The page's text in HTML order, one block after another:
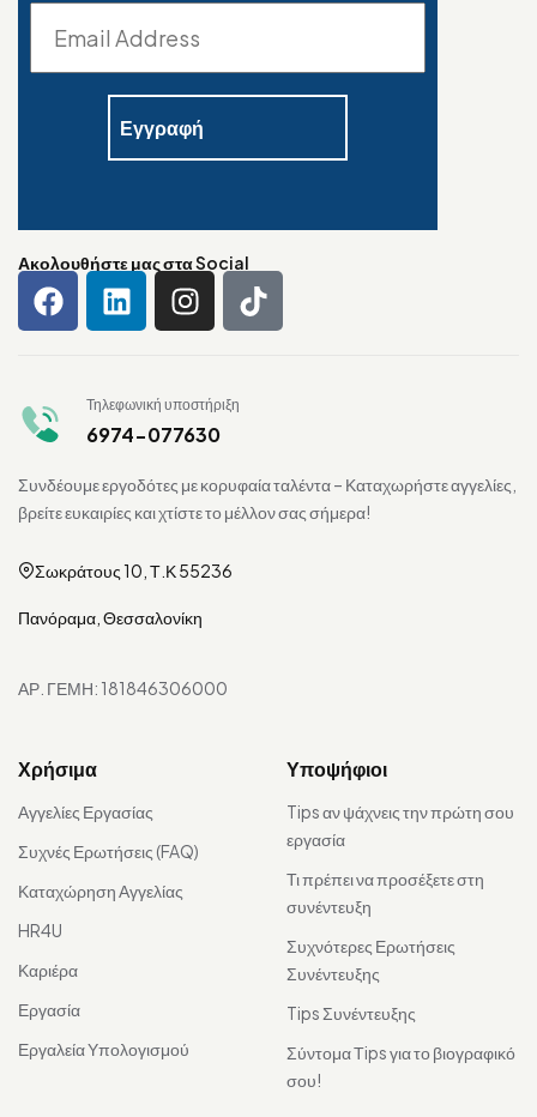
Ακολουθήστε μας στα Social
Τηλεφωνική υποστήριξη
6974-077630
Συνδέουμε εργοδότες με κορυφαία ταλέντα – Καταχωρήστε αγγελίες,
βρείτε ευκαιρίες και χτίστε το μέλλον σας σήμερα!
Σωκράτους 10, Τ.Κ 55236
Πανόραμα, Θεσσαλονίκη
ΑΡ. ΓΕΜΗ: 181846306000
Χρήσιμα
Αγγελίες Εργασίας
Συχνές Ερωτήσεις (FAQ)
Καταχώρηση Αγγελίας
HR4U
Καριέρα
Εργασία
Εργαλεία Υπολογισμού
Υποψήφιοι
Tips αν ψάχνεις την πρώτη σου
εργασία
Τι πρέπει να προσέξετε στη
συνέντευξη
Συχνότερες Ερωτήσεις
Συνέντευξης
Tips Συνέντευξης
Σύντομα Τips για το βιογραφικό
σου!